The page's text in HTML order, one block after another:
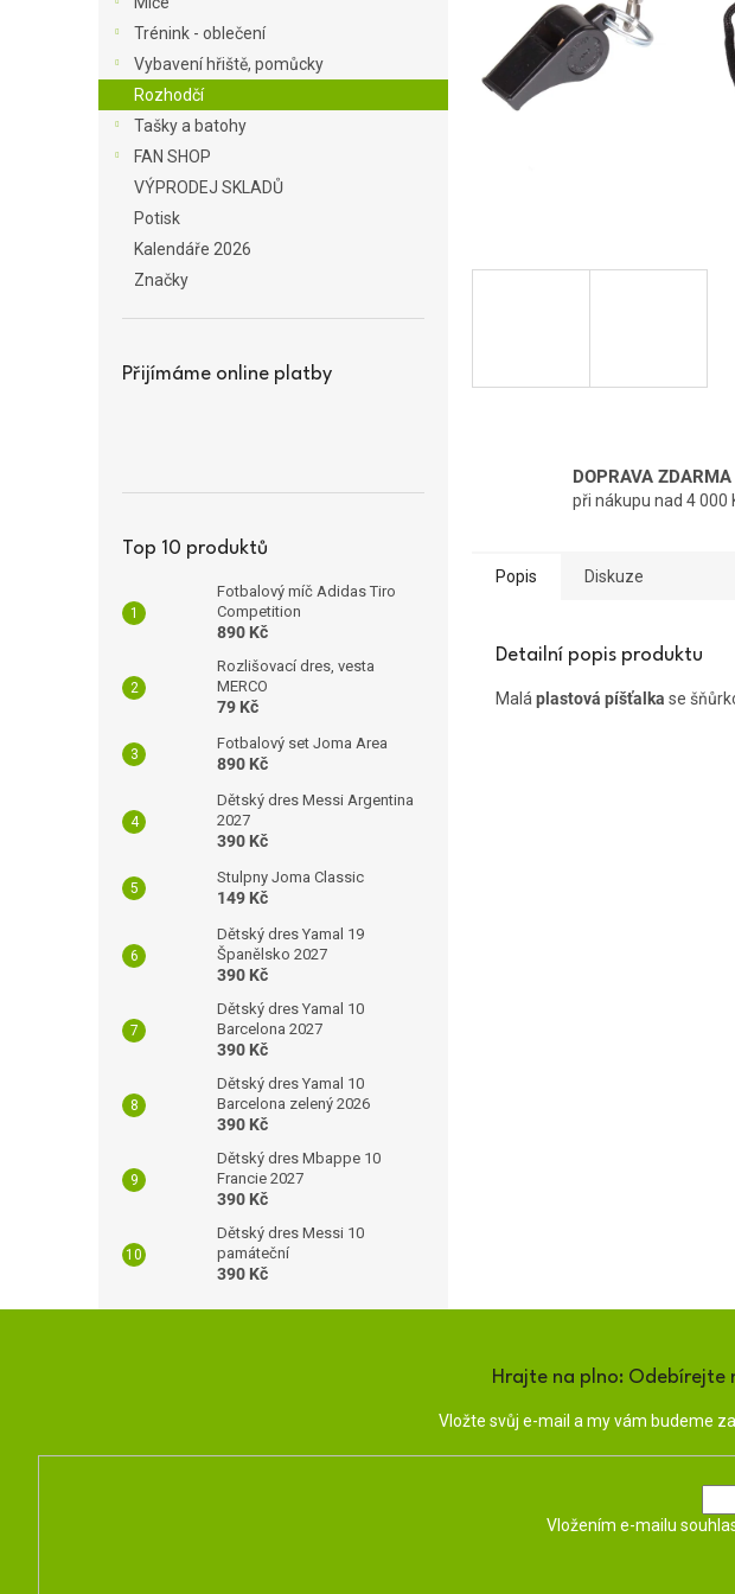
e
Trénink - oblečení
Vybavení hřiště, pomůcky
Rozhodčí
Tašky a batohy
FAN SHOP
VÝPRODEJ SKLADŮ
Potisk
Kalendáře 2026
Značky
Přijímáme online platby
Top 10 produktů
Fotbalový míč Adidas Tiro
Competition
890 Kč
Rozlišovací dres, vesta
MERCO
79 Kč
Fotbalový set Joma Area
890 Kč
Dětský dres Messi Argentina
2027
390 Kč
Stulpny Joma Classic
149 Kč
Dětský dres Yamal 19
Španělsko 2027
390 Kč
Dětský dres Yamal 10
Barcelona 2027
390 Kč
Dětský dres Yamal 10
Barcelona zelený 2026
390 Kč
Dětský dres Mbappe 10
Francie 2027
390 Kč
Dětský dres Messi 10
památeční
390 Kč
DOPRAVA ZDARMA
při nákupu nad 4 000
Popis Diskuze
Detailní popis produktu
Malá plastová píšťalka se
Hrajte na plno: Odebírejte
Vložte svůj e-mail a my vám budeme
Vložením e-mailu